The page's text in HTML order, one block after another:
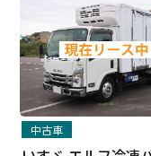
中古車